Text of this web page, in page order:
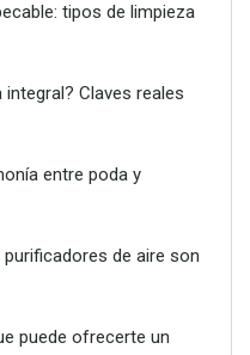
ofrecerte un vivero
tipos de limpieza
Claves reales
entre poda y
de aire son
puede ofrecerte un